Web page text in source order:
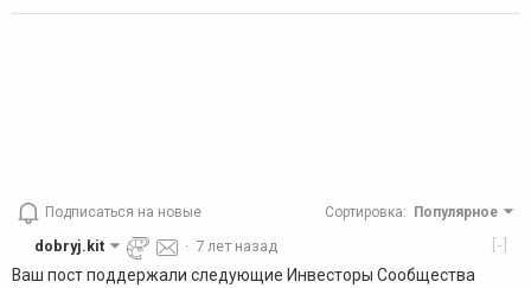
Подписаться на новые Сортировка: Популярное
[-]
dobryj.kit · 7 лет назад
Ваш пост поддержали следующие Инвесторы Сообщества